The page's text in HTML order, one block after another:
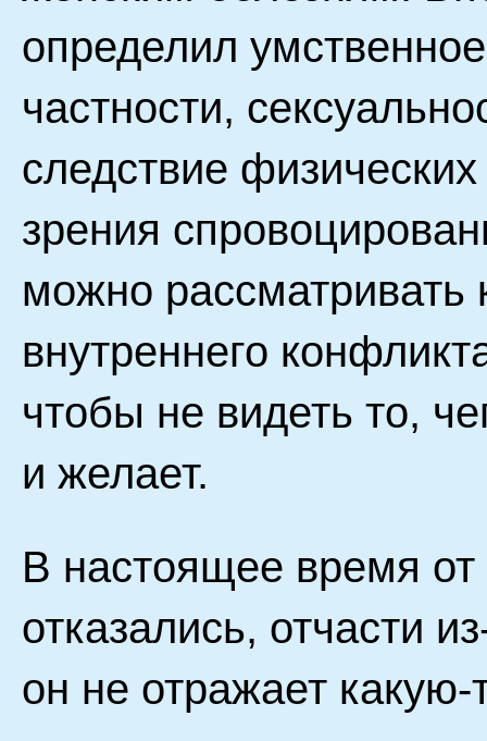
определил
частности,
следствие
зрения
можно рассматривать
внутреннего
чтобы не видеть то,
и желает.
В настоящее время
отказались, отчасти
он не отражает